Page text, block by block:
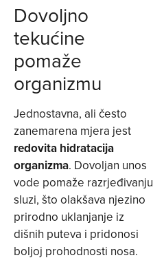
Dovoljno
tekućine
pomaže
organizmu
Jednostavna, ali često
zanemarena mjera jest
redovita hidratacija
organizma. Dovoljan unos
vode pomaže razrjeđivanju
sluzi, što olakšava njezino
prirodno uklanjanje iz
dišnih puteva i pridonosi
boljoj prohodnosti nosa.